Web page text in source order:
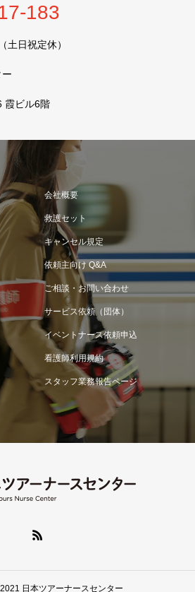
183
土日祝定休）
霞ビル6階
会社概要
救護セット
キャンセル規定
依頼主向け Q&A
ご相談・お問い合わせ
サービス依頼（団体）
イベントナース依頼申込
看護師利用規約
スタッフ業務報告ページ
日本ツアーナースセンター